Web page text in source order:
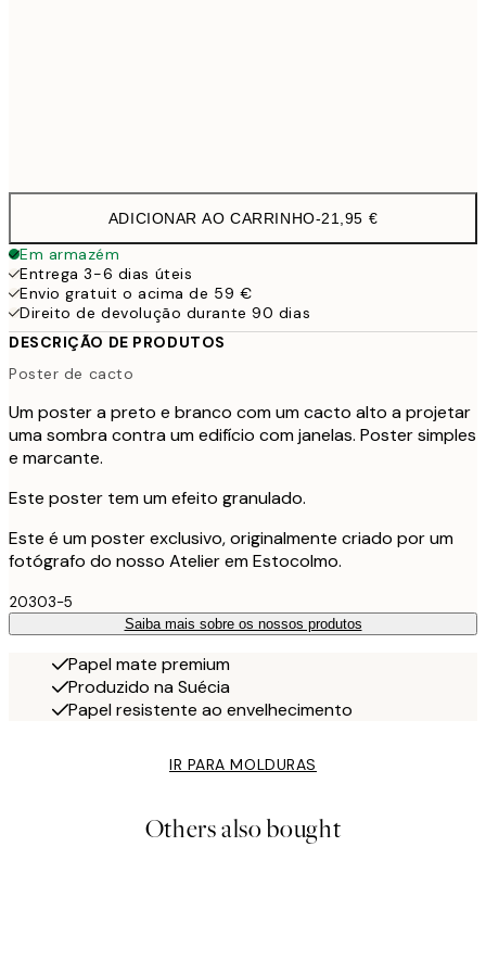
ADICIONAR AO CARRINHO-21,95 €
Em armazém
Entrega 3-6 dias úteis
Envio gratuit o acima de 59 €
Direito de devolução durante 90 dias
DESCRIÇÃO DE PRODUTOS
Poster de cacto
Um poster a preto e branco com um cacto alto a projetar
uma sombra contra um edifício com janelas. Poster simples
e marcante.
Este poster tem um efeito granulado.
Este é um poster exclusivo, originalmente criado por um
fotógrafo do nosso Atelier em Estocolmo.
20303-5
Saiba mais sobre os nossos produtos
Papel mate premium
Produzido na Suécia
Papel resistente ao envelhecimento
IR PARA MOLDURAS
Others also bought